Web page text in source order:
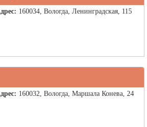
160034, Вологда, Ленинградская, 115
160032, Вологда, Маршала Конева, 24